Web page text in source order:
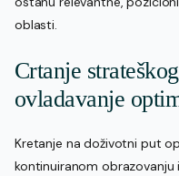
oblasti.
Crtanje
ovladavanje
Kretanje na doživotni put
kontinuiranom obrazovanju